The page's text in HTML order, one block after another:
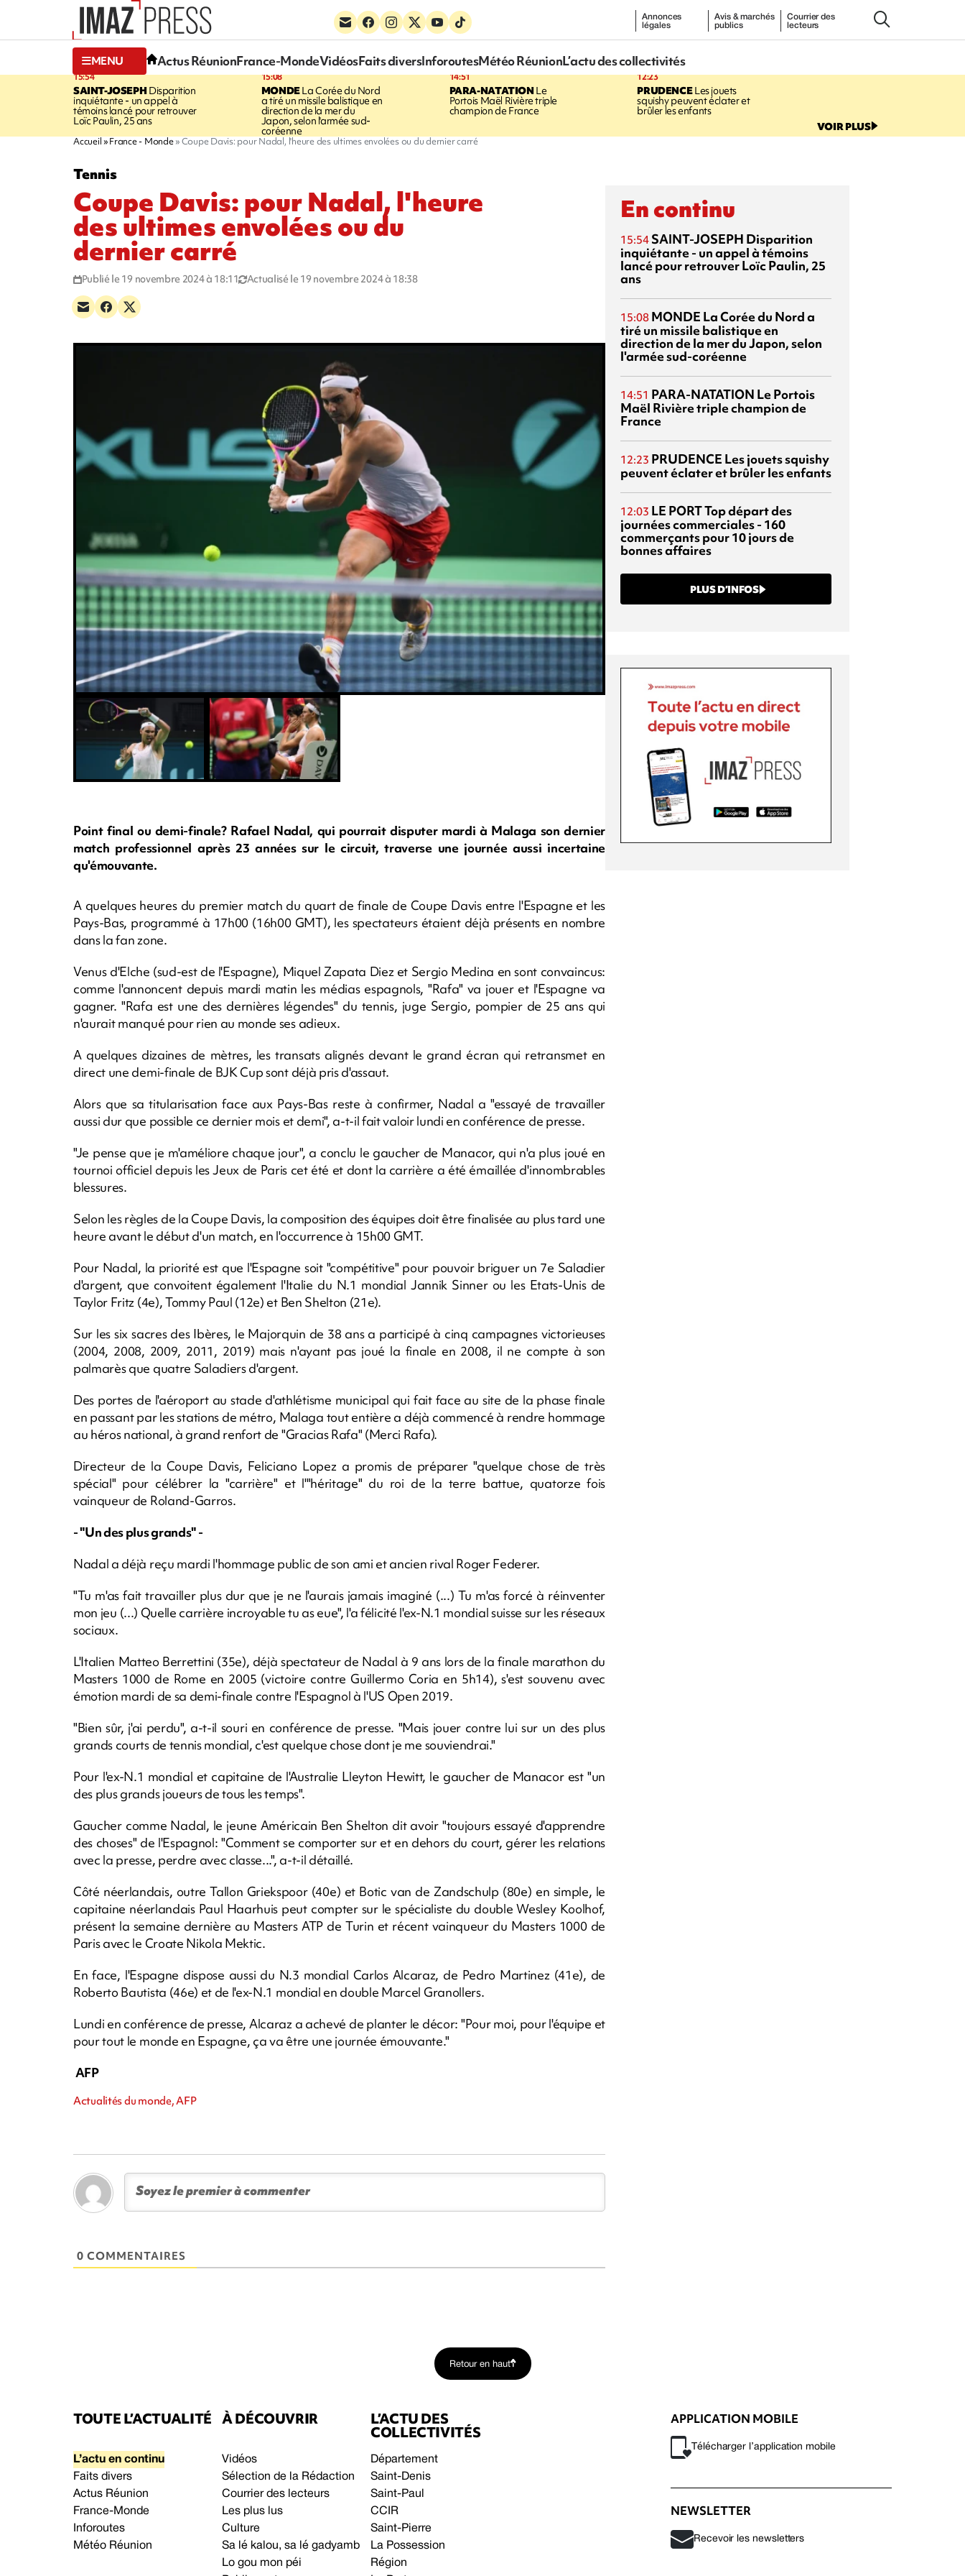
Annonces
légales
Avis & marchés
publics
Courrier des
lecteurs
MENU Actus RéunionFrance-MondeVidéosFaits diversInforoutesMétéo RéunionL’actu des collectivités
15:54
SAINT-JOSEPHDisparition
inquiétante - un appel à
témoins lancé pour retrouver
Loïc Paulin, 25 ans
15:08
MONDELa Corée du Nord
a tiré un missile balistique en
direction de la mer du
Japon, selon l'armée sud-
coréenne
14:51
PARA-NATATIONLe
Portois Maël Rivière triple
champion de France
12:23
PRUDENCELes jouets
squishy peuvent éclater et
brûler les enfants
VOIR PLUS
Accueil France - Monde Coupe Davis: pour Nadal, l'heure des ultimes envolées ou du dernier carré
Tennis
Coupe Davis: pour Nadal, l'heure
des ultimes envolées ou du
dernier carré
Publié le 19 novembre 2024 à 18:11 Actualisé le 19 novembre 2024 à 18:38
Point final ou demi-finale? Rafael Nadal, qui pourrait disputer mardi à Malaga son dernier
match professionnel après 23 années sur le circuit, traverse une journée aussi incertaine
qu'émouvante.
A quelques heures du premier match du quart de finale de Coupe Davis entre l'Espagne et les
Pays-Bas, programmé à 17h00 (16h00 GMT), les spectateurs étaient déjà présents en nombre
dans la fan zone.
Venus d'Elche (sud-est de l'Espagne), Miquel Zapata Diez et Sergio Medina en sont convaincus:
comme l'annoncent depuis mardi matin les médias espagnols, "Rafa" va jouer et l'Espagne va
gagner. "Rafa est une des dernières légendes" du tennis, juge Sergio, pompier de 25 ans qui
n'aurait manqué pour rien au monde ses adieux.
A quelques dizaines de mètres, les transats alignés devant le grand écran qui retransmet en
direct une demi-finale de BJK Cup sont déjà pris d'assaut.
Alors que sa titularisation face aux Pays-Bas reste à confirmer, Nadal a "essayé de travailler
aussi dur que possible ce dernier mois et demi", a-t-il fait valoir lundi en conférence de presse.
"Je pense que je m'améliore chaque jour", a conclu le gaucher de Manacor, qui n'a plus joué en
tournoi officiel depuis les Jeux de Paris cet été et dont la carrière a été émaillée d'innombrables
blessures.
Selon les règles de la Coupe Davis, la composition des équipes doit être finalisée au plus tard une
heure avant le début d'un match, en l'occurrence à 15h00 GMT.
Pour Nadal, la priorité est que l'Espagne soit "compétitive" pour pouvoir briguer un 7e Saladier
d'argent, que convoitent également l'Italie du N.1 mondial Jannik Sinner ou les Etats-Unis de
Taylor Fritz (4e), Tommy Paul (12e) et Ben Shelton (21e).
Sur les six sacres des Ibères, le Majorquin de 38 ans a participé à cinq campagnes victorieuses
(2004, 2008, 2009, 2011, 2019) mais n'ayant pas joué la finale en 2008, il ne compte à son
palmarès que quatre Saladiers d'argent.
Des portes de l'aéroport au stade d'athlétisme municipal qui fait face au site de la phase finale
en passant par les stations de métro, Malaga tout entière a déjà commencé à rendre hommage
au héros national, à grand renfort de "Gracias Rafa" (Merci Rafa).
Directeur de la Coupe Davis, Feliciano Lopez a promis de préparer "quelque chose de très
spécial" pour célébrer la "carrière" et l'"héritage" du roi de la terre battue, quatorze fois
vainqueur de Roland-Garros.
- "Un des plus grands" -
Nadal a déjà reçu mardi l'hommage public de son ami et ancien rival Roger Federer.
"Tu m'as fait travailler plus dur que je ne l'aurais jamais imaginé (...) Tu m'as forcé à réinventer
mon jeu (...) Quelle carrière incroyable tu as eue", l'a félicité l'ex-N.1 mondial suisse sur les réseaux
sociaux.
L'Italien Matteo Berrettini (35e), déjà spectateur de Nadal à 9 ans lors de la finale marathon du
Masters 1000 de Rome en 2005 (victoire contre Guillermo Coria en 5h14), s'est souvenu avec
émotion mardi de sa demi-finale contre l'Espagnol à l'US Open 2019.
"Bien sûr, j'ai perdu", a-t-il souri en conférence de presse. "Mais jouer contre lui sur un des plus
grands courts de tennis mondial, c'est quelque chose dont je me souviendrai."
Pour l'ex-N.1 mondial et capitaine de l'Australie Lleyton Hewitt, le gaucher de Manacor est "un
des plus grands joueurs de tous les temps".
Gaucher comme Nadal, le jeune Américain Ben Shelton dit avoir "toujours essayé d'apprendre
des choses" de l'Espagnol: "Comment se comporter sur et en dehors du court, gérer les relations
avec la presse, perdre avec classe...", a-t-il détaillé.
Côté néerlandais, outre Tallon Griekspoor (40e) et Botic van de Zandschulp (80e) en simple, le
capitaine néerlandais Paul Haarhuis peut compter sur le spécialiste du double Wesley Koolhof,
présent la semaine dernière au Masters ATP de Turin et récent vainqueur du Masters 1000 de
Paris avec le Croate Nikola Mektic.
En face, l'Espagne dispose aussi du N.3 mondial Carlos Alcaraz, de Pedro Martinez (41e), de
Roberto Bautista (46e) et de l'ex-N.1 mondial en double Marcel Granollers.
Lundi en conférence de presse, Alcaraz a achevé de planter le décor: "Pour moi, pour l'équipe et
pour tout le monde en Espagne, ça va être une journée émouvante."
AFP
Actualités du monde, AFP
0 COMMENTAIRES
En continu
15:54 SAINT-JOSEPH Disparition
inquiétante - un appel à témoins
lancé pour retrouver Loïc Paulin, 25
ans
15:08 MONDE La Corée du Nord a
tiré un missile balistique en
direction de la mer du Japon, selon
l'armée sud-coréenne
14:51 PARA-NATATION Le Portois
Maël Rivière triple champion de
France
12:23 PRUDENCE Les jouets squishy
peuvent éclater et brûler les enfants
12:03 LE PORTTop départ des
journées commerciales - 160
commerçants pour 10 jours de
bonnes affaires
PLUS D’INFOS
Retour en haut
TOUTE L’ACTUALITÉ
L’actu en continu
Faits divers
Actus Réunion
France-Monde
Inforoutes
Météo Réunion
À DÉCOUVRIR
Vidéos
Sélection de la Rédaction
Courrier des lecteurs
Les plus lus
Culture
Sa lé kalou, sa lé gadyamb
Lo gou mon péi
L’ACTU DES
COLLECTIVITÉS
Département
Saint-Denis
Saint-Paul
CCIR
Saint-Pierre
La Possession
Région
APPLICATION MOBILE
Télécharger l’application mobile
NEWSLETTER
Recevoir les newsletters